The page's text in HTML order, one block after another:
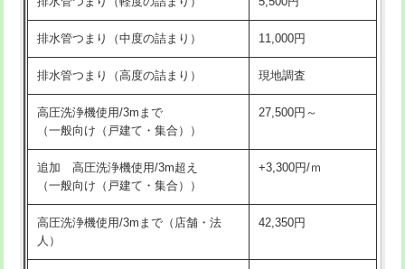
※給水管工事は20mmまでの価格です。
持込商品取付（浄水器・分岐水栓） 16,500円
給水管工事※（ホール加工) 16,500円
給水管工事※（バンド止め) 3,300円
給水管工事※（支持金具設置)
給水管工事※（保温材使用（バンド止
め込み）)
5,500円
給水管工事※（土の掘削・埋め戻し作
業)
11,000円
排水管つまり（中度の詰まり） 11,000円
排水管つまり（高度の詰まり） 現地調査
高圧洗浄機使用/3mまで
（一般向け（戸建て・集合））
27,500円～
追加 高圧洗浄機使用/3m超え
（一般向け（戸建て・集合））
+3,300円/ｍ
高圧洗浄機使用/3mまで（店舗・法
人）
42,350円